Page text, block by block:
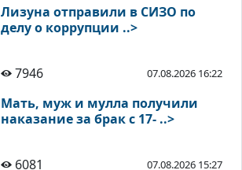
Лизуна отправили в СИЗО по
делу о коррупции ..>
7946 07.08.2026 16:22
Мать, муж и мулла получили
наказание за брак с 17- ..>
6081 07.08.2026 15:27